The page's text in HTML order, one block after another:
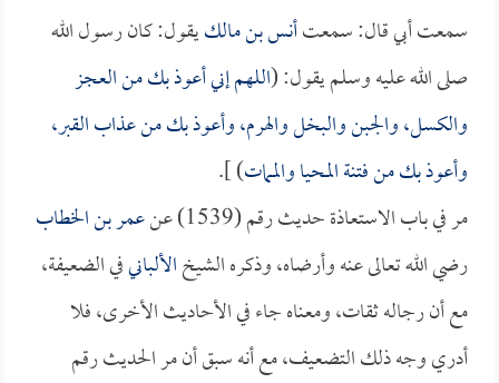
سمعت أبي قال: سمعتأنس بن مالكيقول: كان رسول الله
صلى الله عليه وسلم يقول: (اللهم إني أعوذ بك من العجز
والكسل، والجبن والبخل والهرم، وأعوذ بك من عذاب القبر،
وأعوذ بك من فتنة المحيا والممات) ].
مر في باب الاستعاذة حديث رقم (1539) عن
عمر بن الخطاب
رضي الله تعالى عنه وأرضاه، وذكره الشيخالألبانيفي الضعيفة،
مع أن رجاله ثقات، ومعناه جاء في الأحاديث الأخرى، فلا
أدري وجه ذلك التضعيف، مع أنه سبق أن مر الحديث رقم